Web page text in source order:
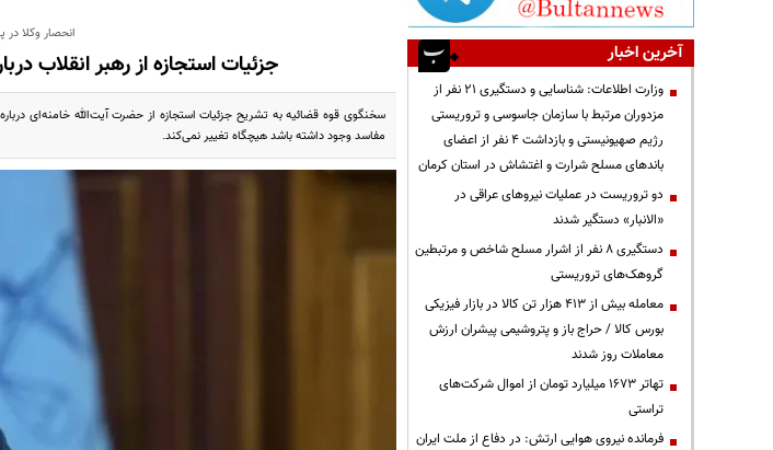
انحصار وکلا
جزئیات استجازه از رهبر انقلاب
سخنگوی قوه قضائیه به تشریح جزئیات استجازه از حضرت آیت‌الله خامنه‌ای
مفاسد وجود داشته باشد هیچگاه تغییر نمی‌کند.
آخرین اخبار
وزارت اطلاعات: شناسایی و دستگیری ۲۱ نفر از
مزدوران مرتبط با سازمان جاسوسی و تروریستی
رژیم صهیونیستی و بازداشت ۴ نفر از اعضای
باندهای مسلح شرارت و اغتشاش در استان کرمان
دو تروریست در عملیات نیروهای عراقی در
«الانبار» دستگیر شدند
دستگیری ۸ نفر از اشرار مسلح شاخص و مرتبطین
گروهک‌های تروریستی
معامله بیش از ۴۱۳ هزار تن کالا در بازار فیزیکی
بورس کالا / حراج باز و پتروشیمی پیشران ارزش
معاملات روز شدند
تهاتر ۱۶۷۳ میلیارد تومان از اموال شرکت‌های
تراستی
فرمانده نیروی هوایی ارتش: در دفاع از ملت ایران